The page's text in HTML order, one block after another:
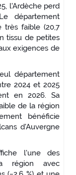
l'Ardèche perd
département
très faible (20,7
tissu de petites
exigences de
département
2024 et 2025
en 2026. Sa
de la région
bénéficie
d'Auvergne
l'une des
région avec